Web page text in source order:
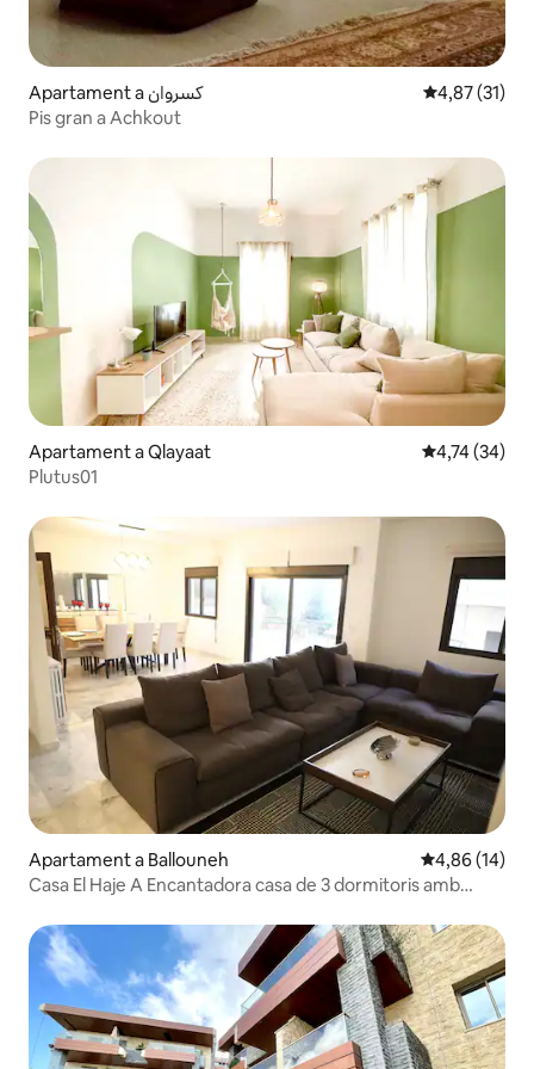
Apartament a كسروان 4,87 de
4,87 (31)
Pis gran a Achkout
Apartament a Qlayaat 4,74 de
4,74 (34)
Plutus01
Apartament a Ballouneh 4,86 de
4,86 (14)
Casa El Haje A Encantadora casa de 3 dormitoris amb